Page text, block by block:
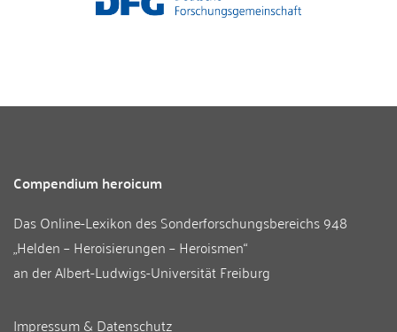
Compendium heroicum
Das Online-Lexikon desSonderforschungsbereichs 948
„Helden – Heroisierungen – Heroismen“
an derAlbert-Ludwigs-Universität Freiburg
Impressum & Datenschutz